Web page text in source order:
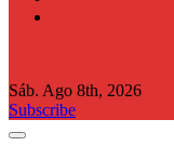
Sáb. Ago 8th, 2026
Subscribe